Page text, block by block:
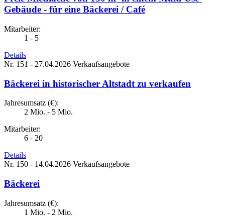
Gebäude - für eine Bäckerei / Café
Mitarbeiter:
1 - 5
Details
Nr. 151 - 27.04.2026 Verkaufsangebote
Bäckerei in historischer Altstadt zu verkaufen
Jahresumsatz (€):
2 Mio. - 5 Mio.
Mitarbeiter:
6 - 20
Details
Nr. 150 - 14.04.2026 Verkaufsangebote
Bäckerei
Jahresumsatz (€):
1 Mio. - 2 Mio.